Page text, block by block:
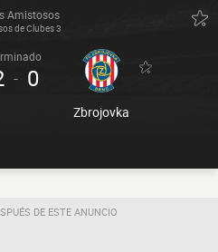
Amistosos
de Clubes 3
- 0
Zbrojovka
DE ESTE ANUNCIO